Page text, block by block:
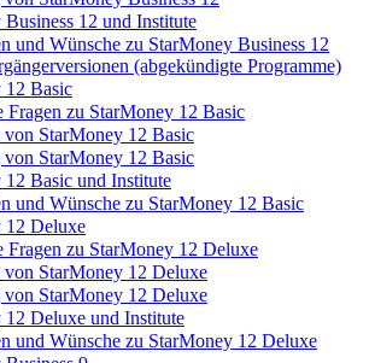
12 und Institute
und Wünsche zu StarMoney Business 12
(abgekündigte Programme)
Basic
zu StarMoney 12 Basic
StarMoney 12 Basic
StarMoney 12 Basic
Basic und Institute
und Wünsche zu StarMoney 12 Basic
Deluxe
zu StarMoney 12 Deluxe
StarMoney 12 Deluxe
StarMoney 12 Deluxe
Deluxe und Institute
und Wünsche zu StarMoney 12 Deluxe